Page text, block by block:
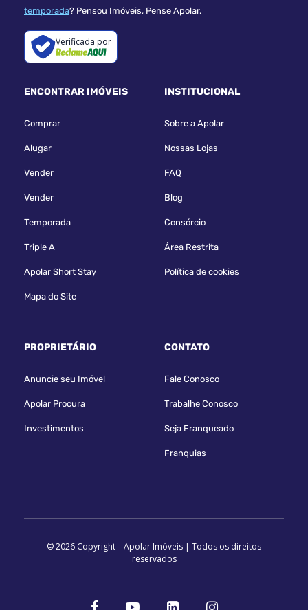
temporada? Pensou Imóveis, Pense Apolar.
Verificada por
ENCONTRAR IMÓVEIS
Comprar
Alugar
Vender
Vender
Temporada
Triple A
Apolar Short Stay
Mapa do Site
INSTITUCIONAL
Sobre a Apolar
Nossas Lojas
FAQ
Blog
Consórcio
Área Restrita
Política de cookies
PROPRIETÁRIO
Anuncie seu Imóvel
Apolar Procura
Investimentos
CONTATO
Fale Conosco
Trabalhe Conosco
Seja Franqueado
Franquias
© 2026 Copyright – Apolar Imóveis | Todos os direitos
reservados